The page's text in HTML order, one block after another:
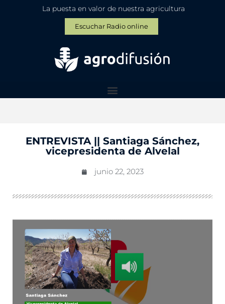
La puesta en valor de nuestra agricultura
Escuchar Radio online
ENTREVISTA || Santiaga Sánchez,
vicepresidenta de Alvelal
junio 22, 2023